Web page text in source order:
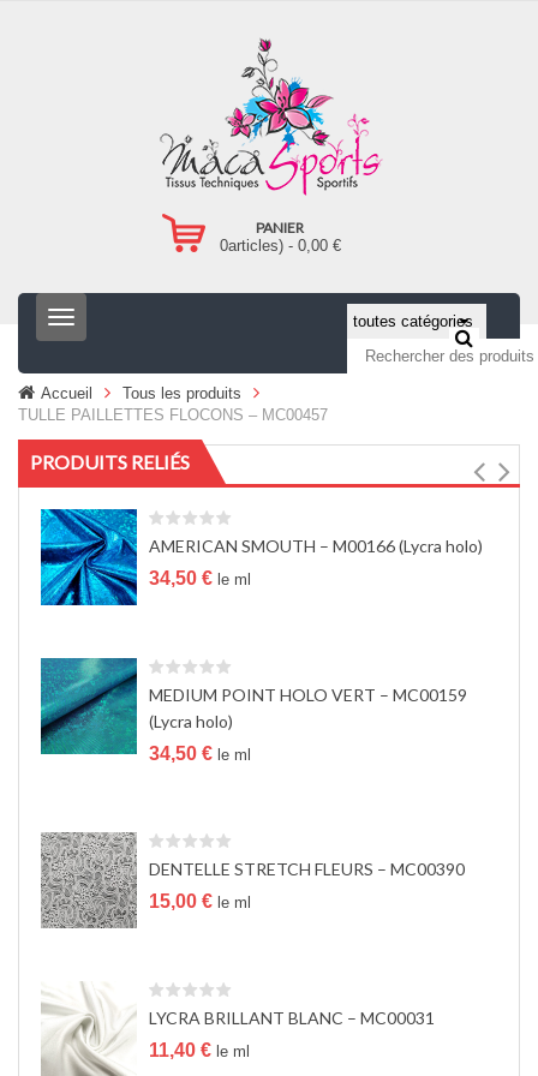
PANIER
0articles) - 0,00 €
T
o
l
e
a
v
i
g
a
t
i
Accueil
Tous les produits
TULLE PAILLETTES FLOCONS – MC00457
PRODUITS RELIÉS
AMERICAN SMOUTH – M00166 (Lycra holo)
34,50 € le ml
MEDIUM POINT HOLO VERT – MC00159
(Lycra holo)
34,50 € le ml
DENTELLE STRETCH FLEURS – MC00390
15,00 € le ml
LYCRA BRILLANT BLANC – MC00031
11,40 € le ml